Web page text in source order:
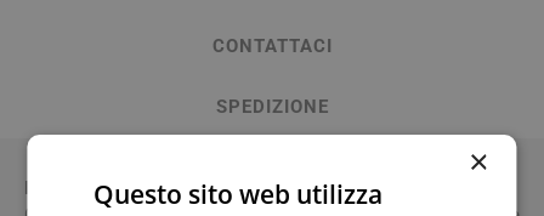
CONTATTACI
SPEDIZIONE
Descrizione
×
Questo sito web utilizza